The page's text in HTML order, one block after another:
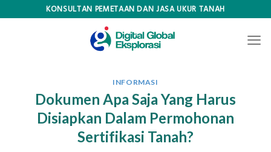
KONSULTAN PEMETAAN DAN JASA UKUR TANAH
INFORMASI
Dokumen Apa Saja Yang Harus
Disiapkan Dalam Permohonan
Sertifikasi Tanah?